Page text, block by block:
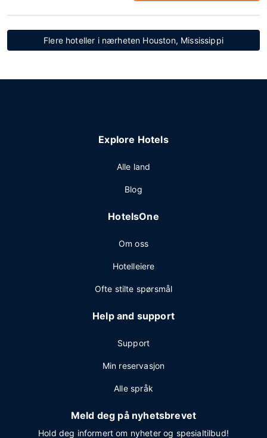
Flere hoteller i nærheten Houston, Mississippi
Explore Hotels
Alle land
Blog
HotelsOne
Om oss
Hotelleiere
Ofte stilte spørsmål
Help and support
Support
Min reservasjon
Alle språk
Meld deg på nyhetsbrevet
Hold deg informert om nyheter og spesialtilbud!